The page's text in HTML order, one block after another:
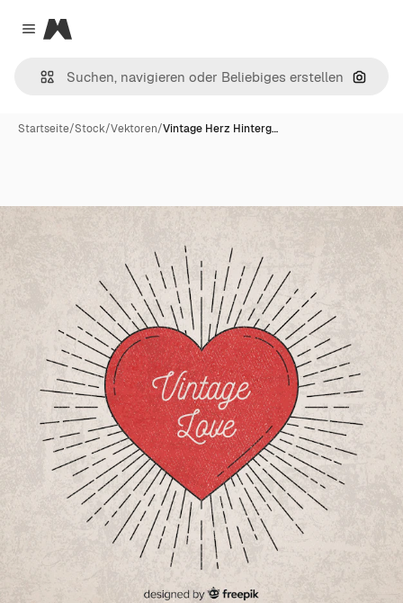
Close menu
Magnific
Nach
Startseite/Stock/Vektoren/Vintage Herz Hinterg…